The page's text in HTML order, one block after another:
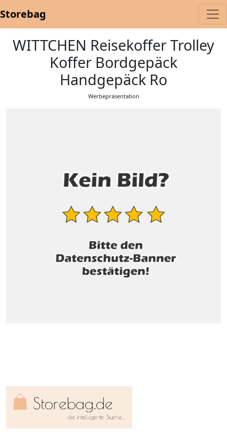
Storebag
WITTCHEN Reisekoffer Trolley
Koffer Bordgepäck
Handgepäck Ro
Werbepräsentation